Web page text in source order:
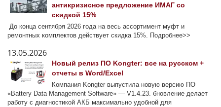
антикризисное предложение ИМАГ со
скидкой 15%
До конца сентября 2026 года на весь ассортимент муфт и
ремонтных комплектов действует скидка 15%. Подробнее>>
13.05.2026
Новый релиз ПО Kongter: все на русском +
отчеты в Word/Excel
Компания Kongter выпустила новую версию ПО
«Battery Data Management Software» — V1.4.23. бновление делает
работу с диагностикой АКБ максимально удобной для